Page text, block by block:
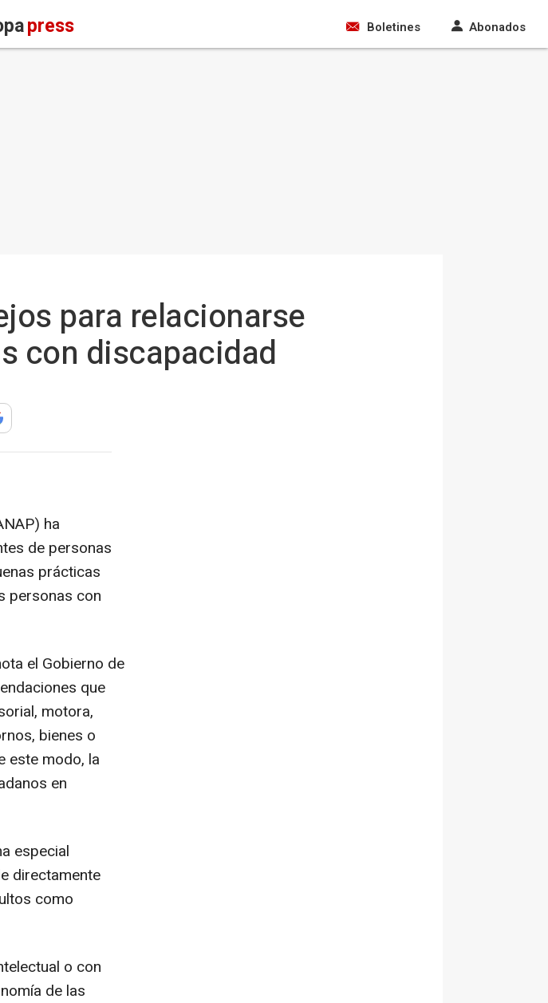
press Boletines Abonados
para relacionarse
con discapacidad
ha
de personas
prácticas
personas con
el Gobierno de
que
motora,
bienes o
este modo, la
en
especial
directamente
como
o con
de las